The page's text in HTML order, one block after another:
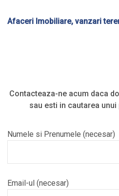
Afaceri Imobiliare, vanzari
Contacteaza-ne acum daca
sau esti in cautarea
Numele si Prenumele (necesar)
Email-ul (necesar)